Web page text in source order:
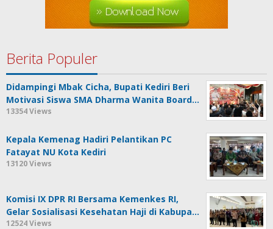
Berita Populer
Didampingi Mbak Cicha, Bupati Kediri Beri
Motivasi Siswa SMA Dharma Wanita Board…
13354 Views
Kepala Kemenag Hadiri Pelantikan PC
Fatayat NU Kota Kediri
13120 Views
Komisi IX DPR RI Bersama Kemenkes RI,
Gelar Sosialisasi Kesehatan Haji di Kabupa…
12524 Views